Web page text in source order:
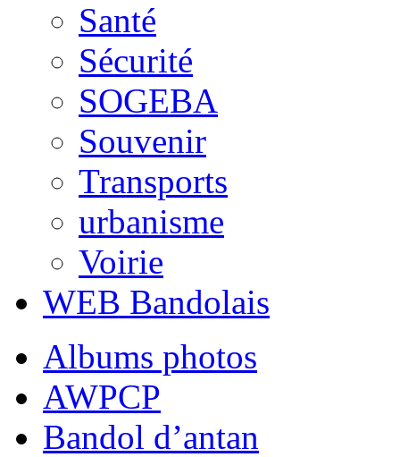
Santé
Sécurité
SOGEBA
Souvenir
Transports
urbanisme
Voirie
WEB Bandolais
Albums photos
AWPCP
Bandol d’antan